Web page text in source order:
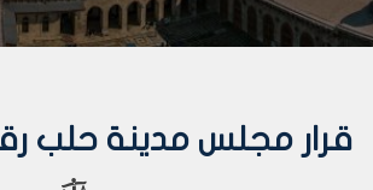
قرار مجلس مدينة حلب رقم 1 لعام